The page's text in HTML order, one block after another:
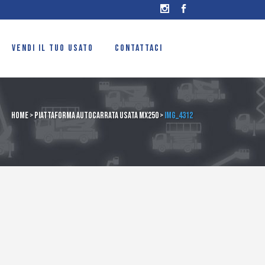
VENDI IL TUO USATO CONTATTACI
Home>Piattaforma autocarrata usata mx250>IMG_4312